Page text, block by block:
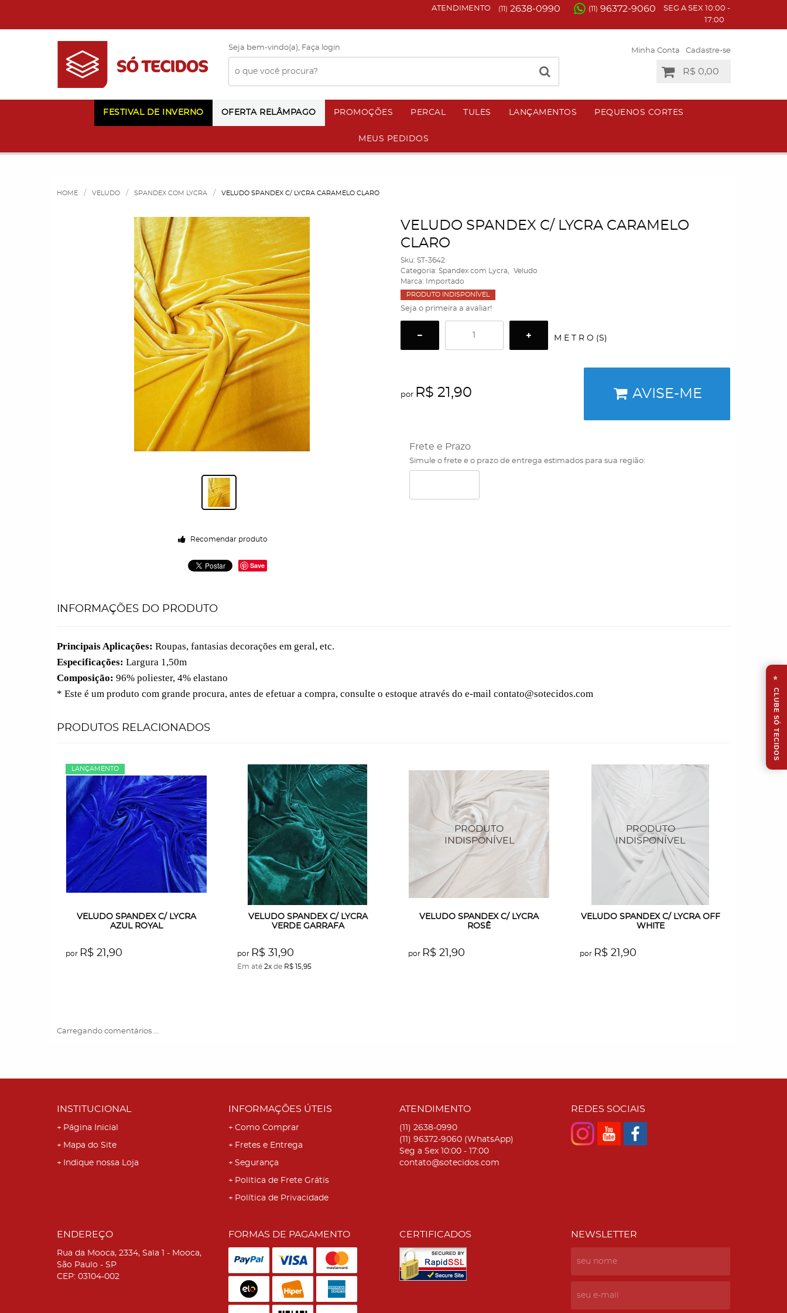
ATENDIMENTO (11) 2638-0990 (11) 96372-9060
SEG A SEX 10:00 -
17:00
Seja bem-vindo(a), Faça login Minha Conta Cadastre-se
R$ 0,00
FESTIVAL DE INVERNO OFERTA RELÂMPAGO PROMOÇÕES PERCAL TULES LANÇAMENTOS PEQUENOS CORTES
MEUS PEDIDOS
HOME VELUDO SPANDEX COM LYCRA VELUDO SPANDEX C/ LYCRA CARAMELO CLARO
Recomendar produto
Save
VELUDO SPANDEX C/ LYCRA CARAMELO
CLARO
Sku: ST-3642
Categoria: Spandex com Lycra
Veludo
Marca:
Importado
PRODUTO INDISPONÍVEL
Seja o primeira a avaliar!
M E T R O (S)
por R$ 21,90 AVISE-ME
Frete e Prazo
Simule o frete e o prazo de entrega estimados para sua região:
INFORMAÇÕES DO PRODUTO
Principais Aplicações: Roupas, fantasias decorações em geral, etc.
Especificações: Largura 1,50m
Composição: 96% poliester, 4% elastano
* Este é um produto com grande procura, antes de efetuar a compra, consulte o estoque através do e-mail contato@sotecidos.com
PRODUTOS RELACIONADOS
LANÇAMENTO
VELUDO SPANDEX C/ LYCRA
AZUL ROYAL
por R$ 21,90
VELUDO SPANDEX C/ LYCRA
VERDE GARRAFA
por R$ 31,90
Em até 2xde R$ 15,95
VELUDO SPANDEX C/ LYCRA
ROSÊ
por R$ 21,90
VELUDO SPANDEX C/ LYCRA OFF
WHITE
por R$ 21,90
Carregando comentários ...
INSTITUCIONAL
Página Inicial
Mapa do Site
Indique nossa Loja
INFORMAÇÕES ÚTEIS
Como Comprar
Fretes e Entrega
Segurança
Politica de Frete Grátis
Política de Privacidade
ATENDIMENTO
(11) 2638-0990
(11) 96372-9060 (WhatsApp)
Seg a Sex 10:00 - 17:00
contato@sotecidos.com
REDES SOCIAIS
ENDEREÇO
Rua da Mooca, 2334, Sala 1 - Mooca,
São Paulo - SP
CEP: 03104-002
FORMAS DE PAGAMENTO CERTIFICADOS NEWSLETTER
⭐
CLUBE SÓ TECIDOS